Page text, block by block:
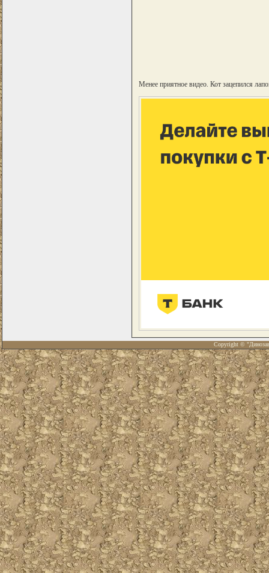
Менее приятное видео. Кот зацепился
Copyright ©